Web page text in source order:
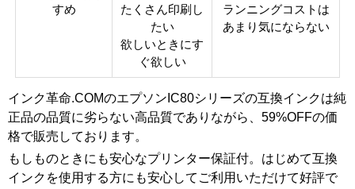
すめ
たくさん印刷し
たい
欲しいときにす
ぐ欲しい
ランニングコストは
あまり気にならない
インク革命.COMのエプソンIC80シリーズの互換インクは純
正品の品質に劣らない高品質でありながら、59%OFFの価
格で販売しております。
もしものときにも安心なプリンター保証付。はじめて互換
インクを使用する方にも安心してご利用いただけて好評で